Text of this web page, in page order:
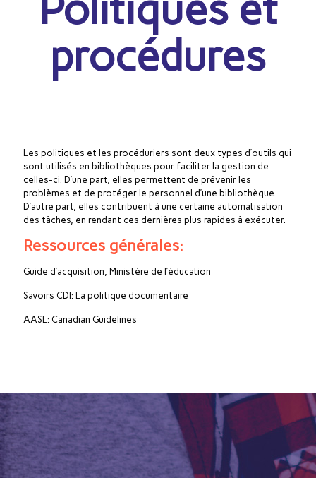
procédures
Les politiques et les procéduriers sont deux types d’outils qui
sont utilisés en bibliothèques pour faciliter la gestion de
celles-ci. D’une part, elles permettent de prévenir les
problèmes et de protéger le personnel d’une bibliothèque.
D’autre part, elles contribuent à une certaine automatisation
des tâches, en rendant ces dernières plus rapides à exécuter.
Ressources générales:
Guide d’acquisition, Ministère de l’éducation
Savoirs CDI: La politique documentaire
AASL: Canadian Guidelines